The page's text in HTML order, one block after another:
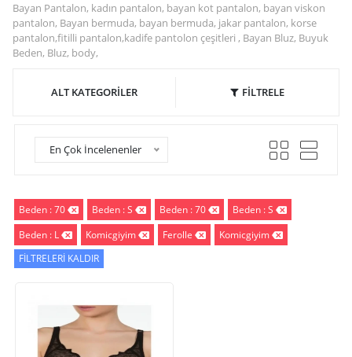
Bayan Pantalon, kadın pantalon, bayan kot pantalon, bayan viskon
pantalon, Bayan bermuda, bayan bermuda, jakar pantalon, korse
pantalon,fitilli pantalon,kadife pantolon çeşitleri , Bayan Bluz, Buyuk
Beden, Bluz, body,
ALT KATEGORİLER FİLTRELE
En Çok İncelenenler
Beden : 70 Beden : S Beden : 70
Beden : S
Beden : L
Komicgiyim Ferolle
Komicgiyim
FİLTRELERİ KALDIR